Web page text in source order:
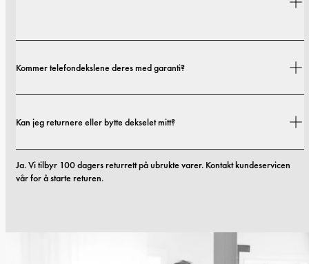
finner alle detaljer i vår fraktpolicy.
Kommer telefondekslene deres med garanti?
materialer eller utførelse innen de første 12 månedene, erstatter vi dekselet
Kan jeg returnere eller bytte dekselet mitt?
Ja. Vi tilbyr 100 dagers returrett på ubrukte varer. Kontakt kundeservicen
vår for å starte returen.